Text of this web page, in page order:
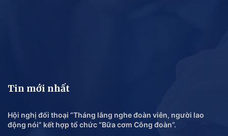
Tin mới nhất
Hội nghị đối thoại “Tháng lắng nghe đoàn viên, người lao
động nói” kết hợp tổ chức “Bữa cơm Công đoàn”.